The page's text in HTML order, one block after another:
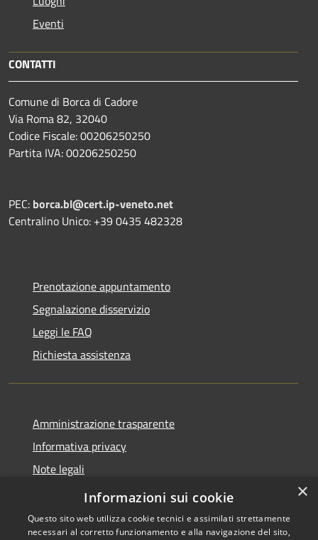
Eventi
CONTATTI
Comune di Borca di Cadore
Via Roma 82, 32040
Codice Fiscale: 00206250250
Partita IVA: 00206250250
PEC: borca.bl@cert.ip-veneto.net
Centralino Unico: +39 0435 482328
Prenotazione appuntamento
Segnalazione disservizio
Leggi le FAQ
Richiesta assistenza
Amministrazione trasparente
Informativa privacy
Note legali
Dichiarazione di accessibilità
×
Informazioni sui cookie
Questo sito web utilizza cookie tecnici e assimilati strettamente
necessari al corretto funzionamento e alla navigazione del sito,